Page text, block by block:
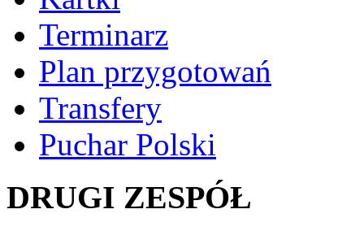
Terminarz
Plan przygotowań
Transfery
Puchar Polski
DRUGI ZESPÓŁ